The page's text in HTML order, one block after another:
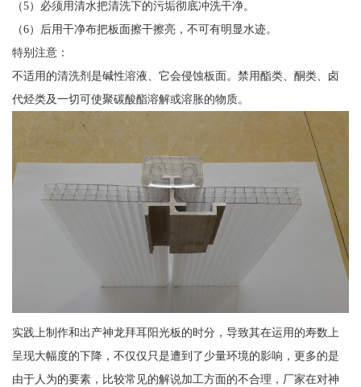
（5）必须用清水把清洗下的污垢彻底冲洗干净。
（6）后用干净布把板面擦干擦亮，不可有明显水迹。
特别注意：
不适用的清洗剂是碱性溶液、它会侵蚀板面。禁用酯类、酮类、卤
代烃类及一切可使聚碳酸酯溶解或溶胀的物质。
实践上制作和出产神龙拜耳阳光板的时分，导致其在运用的寿数上
呈现大幅度的下降，不仅仅只是遭到了少量环境的影响，更多的是
由于人为的要素，比较常见的解说加工方面的不合理，厂家在对神